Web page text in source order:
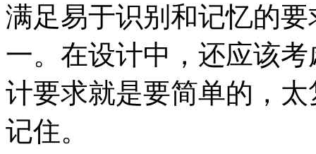
满足易于识别和记忆的
一。在设计中，还应该
计要求就是要简单的，
记住。